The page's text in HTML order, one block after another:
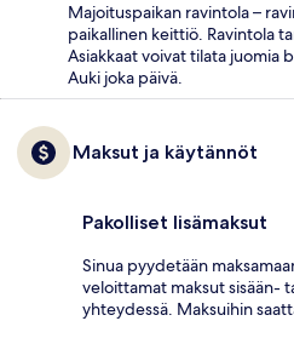
Majoituspaikan ravintola –
paikallinen keittiö. Ravintola
Asiakkaat voivat tilata juomia
Auki joka päivä.
Maksut ja käytännöt
Pakolliset lisämaksut
Sinua pyydetään
veloittamat maksut sisään-
yhteydessä. Maksuihin